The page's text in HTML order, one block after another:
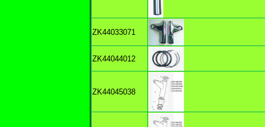
ZK44033071
ZK44044012
ZK44045038